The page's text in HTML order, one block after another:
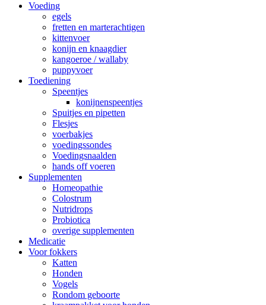
Voeding
egels
fretten en marterachtigen
kittenvoer
konijn en knaagdier
kangoeroe / wallaby
puppyvoer
Toediening
Speentjes
konijnenspeentjes
Spuitjes en pipetten
Flesjes
voerbakjes
voedingssondes
Voedingsnaalden
hands off voeren
Supplementen
Homeopathie
Colostrum
Nutridrops
Probiotica
overige supplementen
Medicatie
Voor fokkers
Katten
Honden
Vogels
Rondom geboorte